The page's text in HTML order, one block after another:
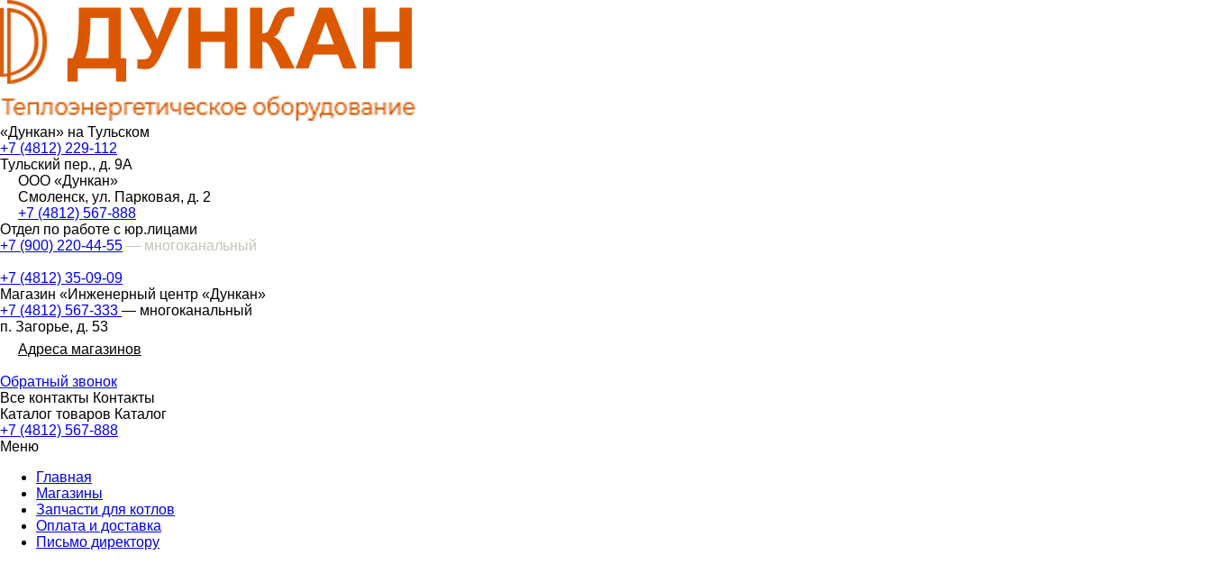
«Дункан» на Тульском
+7 (4812) 229-112
Тульский пер., д. 9А
ООО «Дункан»
Смоленск, ул. Парковая, д. 2
+7 (4812) 567-888
Отдел по работе с юр.лицами
+7 (900) 220-44-55 — многоканальный
+7 (4812) 35-09-09
Магазин «Инженерный центр «Дункан»
+7 (4812) 567-333 — многоканальный
п. Загорье, д. 53
Адреса магазинов
Обратный звонок
Все контакты Контакты
Каталог товаров Каталог
+7 (4812) 567-888
Меню
Главная
Магазины
Запчасти для котлов
Оплата и доставка
Письмо директору